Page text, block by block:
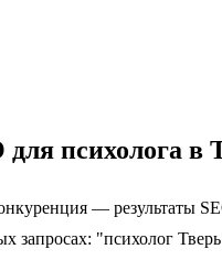
для психолога в
— результаты
запросах: "психолог